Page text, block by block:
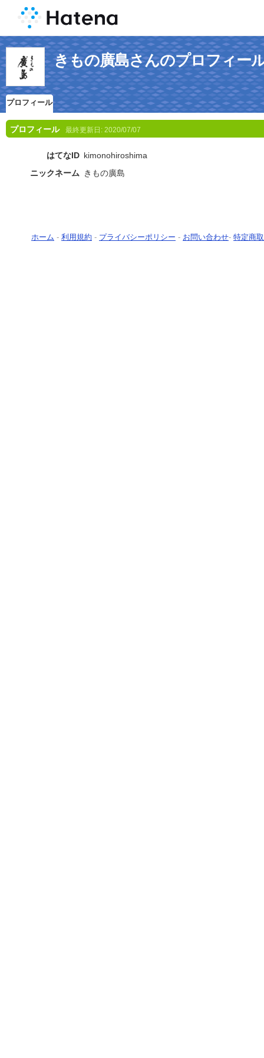
きもの廣島さんのプロフィー
プロフィール
プロフィール 最終更新日: 2020/07/07
はてなID kimonohiroshima
ニックネーム きもの廣島
ホーム - 利用規約 - プライバシーポリシー - お問い合わせ- 特定商